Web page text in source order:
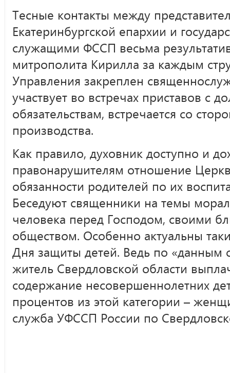
Тесные контакты между
Екатеринбургской епархии и
служащими ФССП весьма
митрополита Кирилла за каждым
Управления закреплен
участвует во встречах приставов с
обязательствам, встречается со
производства.
Как правило, духовник доступно и
правонарушителям отношение
обязанности родителей по их
Беседуют священники на темы
человека перед Господом, своими
обществом. Особенно актуальны
Дня защиты детей. Ведь по «данным
житель Свердловской области
содержание несовершеннолетних
процентов из этой категории –
служба УФССП России по